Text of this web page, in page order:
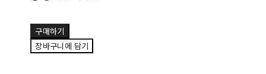
구매하기
장바구니에 담기